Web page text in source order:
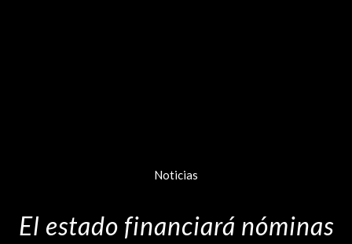
Noticias
El estado financiará nóminas